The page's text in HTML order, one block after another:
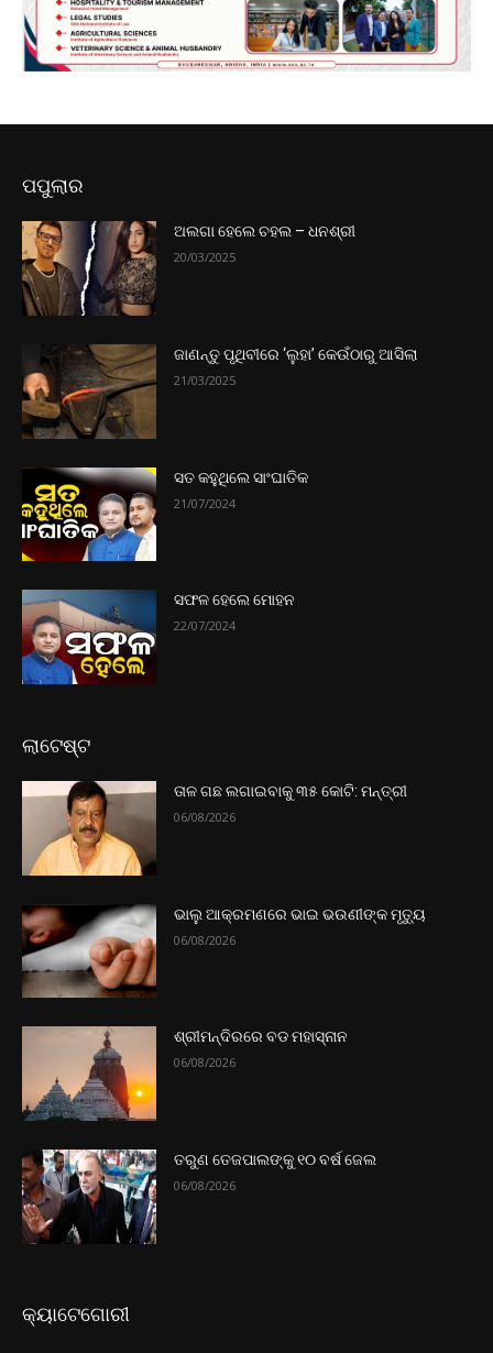
ପପୁଲାର
ଅଲଗା ହେଲେ ଚହଲ – ଧନଶ୍ରୀ
20/03/2025
ଜାଣନ୍ତୁ ପୃଥିବୀରେ ‘ଲୁହା’ କେଉଁଠାରୁ ଆସିଲା
21/03/2025
ସତ କହୁଥିଲେ ସାଂଘାତିକ
21/07/2024
ସଫଳ ହେଲେ ମୋହନ
22/07/2024
ଲାଟେଷ୍ଟ
ତାଳ ଗଛ ଲଗାଇବାକୁ ୩୫ କୋଟି: ମନ୍ତ୍ରୀ
06/08/2026
ଭାଲୁ ଆକ୍ରମଣରେ ଭାଇ ଭଉଣୀଙ୍କ ମୃତ୍ୟୁ
06/08/2026
ଶ୍ରୀମନ୍ଦିରରେ ବଡ ମହାସ୍ନାନ
06/08/2026
ତରୁଣ ତେଜପାଲଙ୍କୁ ୧୦ ବର୍ଷ ଜେଲ
06/08/2026
କ୍ୟାଟେଗୋରୀ